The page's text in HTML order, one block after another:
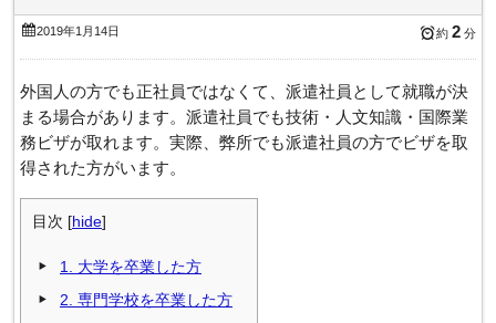
2019年1月14日 約 2 分
外国人の方でも正社員ではなくて、派遣社員として就職が決
まる場合があります。派遣社員でも技術・人文知識・国際業
務ビザが取れます。実際、弊所でも派遣社員の方でビザを取
得された方がいます。
目次 [hide]
1.
大学を卒業した方
2. 専門学校を卒業した方